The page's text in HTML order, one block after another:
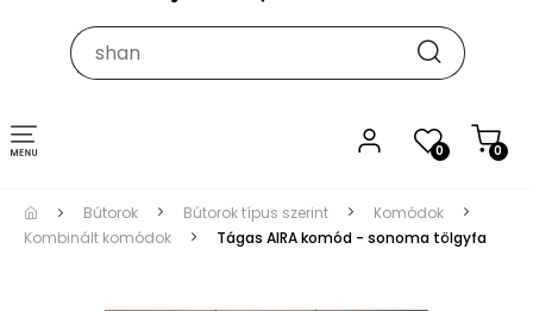
0 0
Toggle
navigation
Bútorok Bútorok típus szerint
Komódok
Kombinált komódok
Tágas AIRA komód - sonoma tölgyfa